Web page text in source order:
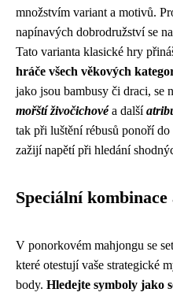
množstvím variant a motivů.
napínavých dobrodružství se
Tato varianta klasické hry
hráče všech věkových
jako jsou bambusy či draci, se
mořští živočichovéa další
tak při luštění rébusů ponoří
zažijí napětí při hledání
Speciální kombinace
V ponorkovém mahjongu se
které otestují vaše strategické
body. Hledejte symboly jako